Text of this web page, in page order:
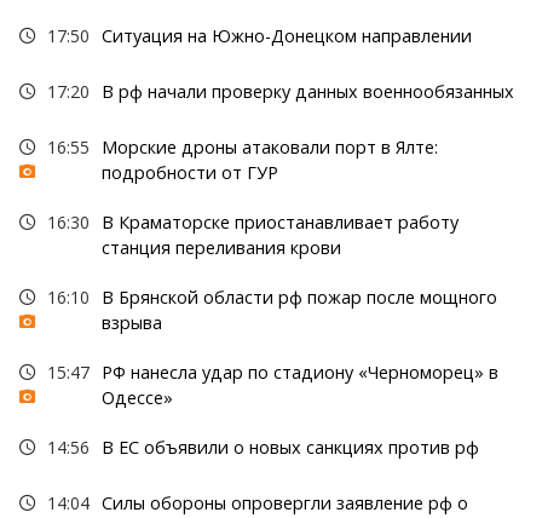
17:50 Ситуация на Южно-Донецком направлении
17:20 В рф начали проверку данных военнообязанных
16:55
Морские дроны атаковали порт в Ялте:
подробности от ГУР
16:30
В Краматорске приостанавливает работу
станция переливания крови
16:10
В Брянской области рф пожар после мощного
взрыва
15:47 РФ нанесла удар по стадиону «Черноморец» в
Одессе»
14:56 В ЕС объявили о новых санкциях против рф
14:04 Силы обороны опровергли заявление рф о